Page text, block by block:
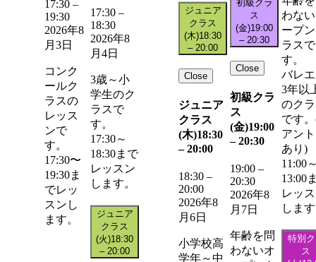
17:30 –
19:30
2026年8
月3日
コンク
ールク
ラスの
レッス
ンで
す。
17:30〜
19:30ま
でレッ
スンし
ます。
17:30 –
18:30
2026年8
月4日
3歳～小
学生のク
ラスで
す。
17:30～
18:30まで
レッスン
します。
ジュニア
クラス
(火)18:30
– 20:00
ジュニア
クラス
(木)18:30
– 20:00
Close
ジュニア
クラス
(木)18:30
– 20:00
18:30 –
20:00
2026年8
月6日
小学校高
学年～中
初級クラ
ス
(金)19:00
– 20:30
Close
初級クラ
ス
(金)19:00
– 20:30
19:00 –
20:30
2026年8
月7日
年齢を問
わないオ
わな
ープ
ラスで
す。
バレ
3年以
のク
です
アン
あり)
11:00
13:00
レッ
しま
特別
ス